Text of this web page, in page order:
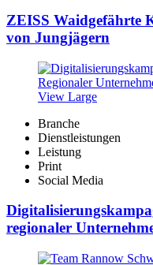
ZEISS Waidgefährte
von Jungjägern
View Large
Branche
Dienstleistungen
Leistung
Print
Social Media
regionaler